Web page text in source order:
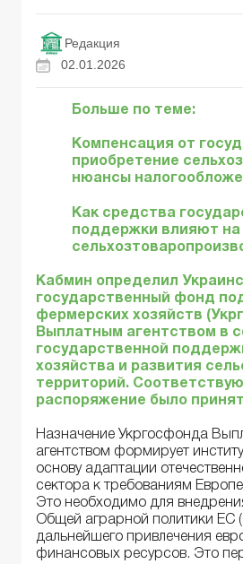
Редакция
02.01.2026
Больше по теме:
Компенсация от
приобретение
нюансы
Как средства
поддержки влияют
Кабмин определил
государственный фонд
фермерских хозяйств
Выплатным агентством в
государственной
хозяйства и развития
территорий.
распоряжение было
Назначение Укргосфонда
агентством формирует
основу адаптации
сектора к требованиям
Это необходимо для
Общей аграрной политики ЕС
дальнейшего привлечения
финансовых ресурсов. Это